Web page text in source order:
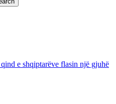
e shqiptarëve flasin një gjuhë